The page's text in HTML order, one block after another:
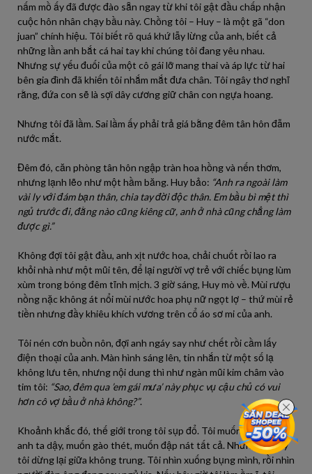
nấm mồ ấy đã được đào sẵn ngay từ khi tôi gật đầu chấp nhận
cuộc hôn nhân chạy bầu này. Chồng tôi – Huy – là một gã “don
juan” chính hiệu. Tôi biết rõ quá khứ lẫy lừng của anh, biết cả
những lần anh bắt cá hai tay khi chúng tôi đang yêu nhau.
Nhưng sự yếu đuối của một cô gái lỡ mang thai và áp lực từ hai
bên gia đình đã khiến tôi nhắm mắt đưa chân. Tôi ngây thơ nghĩ
rằng, đứa con sẽ là sợi dây cương giữ chân con ngựa hoang.
Nhưng tôi đã lầm. Sai lầm ấy phải trả giá bằng đêm tân hôn đẫm
nước mắt.
Đêm đó, căn phòng tân hôn ngập tràn hoa hồng và nến thơm,
nhưng lạnh lẽo như một hầm băng. Huy bảo: “Anh ra ngoài làm
vài ly với đám bạn thân, chia tay đời độc thân. Em bầu bì mệt thì
ngủ trước đi, đằng nào cũng kiêng cữ, anh ở nhà cũng chẳng làm
được gì.”
Không đợi tôi gật đầu, anh xịt nước hoa, chải chuốt rồi lao ra
khỏi nhà như một mũi tên, để lại người vợ trẻ với chiếc bụng lùm
xùm trong bóng đêm tĩnh mịch. 3 giờ sáng, Huy mò về. Mùi rượu
nồng nặc không át nổi mùi nước hoa phụ nữ ngọt lợ – thứ mùi rẻ
tiền nhưng đầy khiêu khích vương trên cổ áo sơ mi của anh.
Tôi nén cơn buồn nôn, đợi anh ngáy say như chết rồi cầm lấy
điện thoại của anh. Màn hình sáng lên, tin nhắn từ một số lạ
không lưu tên, nhưng nội dung thì như ngàn mũi kim châm vào
tim tôi: “Sao, đêm qua ’em gái mưa’ này phục vụ cậu chủ có vui
hơn cô vợ bầu ở nhà không?”.
Khoảnh khắc đó, thế giới trong tôi sụp đổ. Tôi muốn dựng đầu
anh ta dậy, muốn gào thét, muốn đập nát tất cả. Nhưng rồi, tay
tôi dừng lại giữa không trung. Tôi nhìn xuống bụng mình, rồi nhìn